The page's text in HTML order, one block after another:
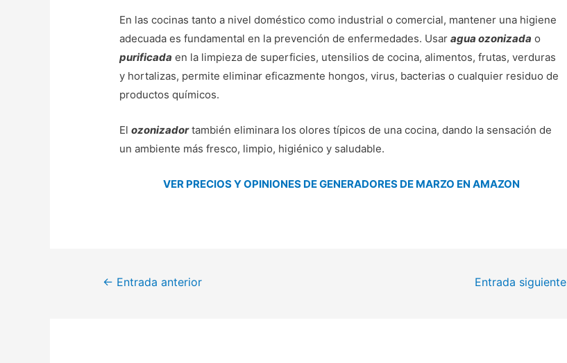
En las cocinas tanto a nivel doméstico como industrial o comercial, mantener una higiene
adecuada es fundamental en la prevención de enfermedades. Usaragua ozonizada o
purificada en la limpieza de superficies, utensilios de cocina, alimentos, frutas, verduras
y hortalizas, permite eliminar eficazmente hongos, virus, bacterias o cualquier residuo de
productos químicos.
Elozonizadortambién eliminara los olores típicos de una cocina, dando la sensación de
un ambiente más fresco, limpio, higiénico y saludable.
VER PRECIOS Y OPINIONES DE GENERADORES DE MARZO EN AMAZON
Navegación
← Entrada anterior Entrada siguiente